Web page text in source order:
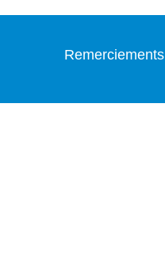
Remerciements